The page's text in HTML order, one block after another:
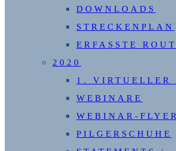
DOWNLOADS
STRECKENPLAN
ERFASSTE
2020
1. VIRTUELLER
WEBINARE
WEBINAR-FLYER
PILGERSCHUHE